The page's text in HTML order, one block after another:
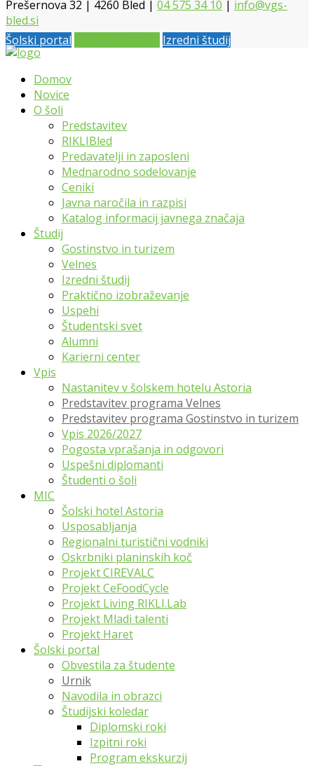
Prešernova 32 | 4260 Bled | 04 575 34 10 | info@vgs-
bled.si
Šolski portal
Izredni študij
Domov
Novice
O šoli
Predstavitev
RIKLIBled
Predavatelji in zaposleni
Mednarodno sodelovanje
Ceniki
Javna naročila in razpisi
Katalog informacij javnega značaja
Študij
Gostinstvo in turizem
Velnes
Izredni študij
Praktično izobraževanje
Uspehi
Študentski svet
Alumni
Karierni center
Vpis
Nastanitev v šolskem hotelu Astoria
Predstavitev programa Velnes
Predstavitev programa Gostinstvo in turizem
Vpis 2026/2027
Pogosta vprašanja in odgovori
Uspešni diplomanti
Študenti o šoli
MIC
Šolski hotel Astoria
Usposabljanja
Regionalni turistični vodniki
Oskrbniki planinskih koč
Projekt CIREVALC
Projekt CeFoodCycle
Projekt Living RIKLI.Lab
Projekt Mladi talenti
Projekt Haret
Šolski portal
Obvestila za študente
Urnik
Navodila in obrazci
Študijski koledar
Diplomski roki
Izpitni roki
Program ekskurzij